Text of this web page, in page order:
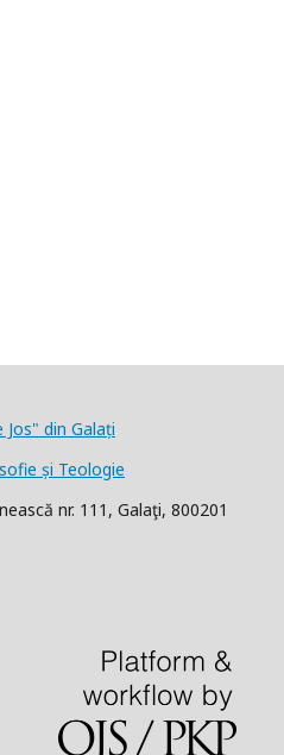
din Galați
și Teologie
nr. 111, Galaţi, 800201